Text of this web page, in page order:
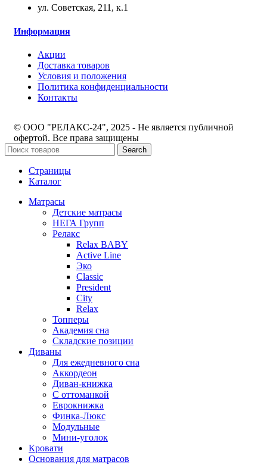
ул. Советская, 211, к.1
Информация
Акции
Доставка товаров
Условия и положения
Политика конфиденциальности
Контакты
© ООО "РЕЛАКС-24", 2025 - Не является публичной
офертой. Все права защищены
Search
Страницы
Каталог
Матрасы
Детские матрасы
НЕГА Групп
Релакс
Relax BABY
Active Line
Эко
Classic
President
City
Relax
Топперы
Академия сна
Складские позиции
Диваны
Для ежедневного сна
Аккордеон
Диван-книжка
С оттоманкой
Еврокнижка
Финка-Люкс
Модульные
Мини-уголок
Кровати
Основания для матрасов